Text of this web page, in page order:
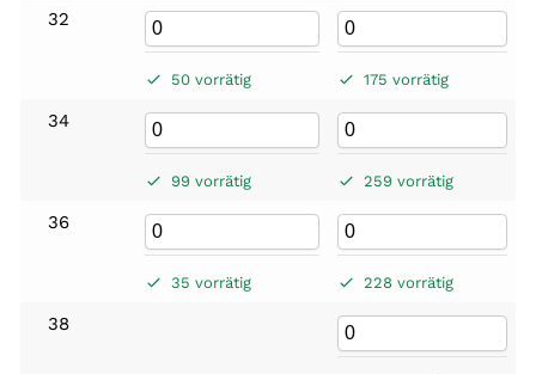
32
50 vorrätig 175 vorrätig
34
99 vorrätig 259 vorrätig
36
35 vorrätig 228 vorrätig
38